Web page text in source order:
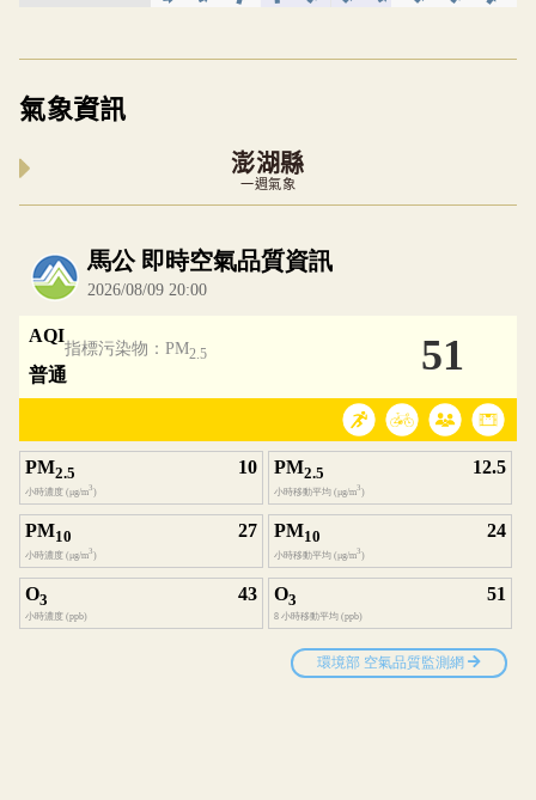
氣象資訊
澎湖縣
一週氣象
內嵌空氣品質小工具為視覺預覽，完整即時空